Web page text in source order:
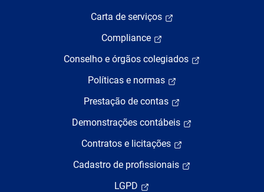
Carta de serviços
Compliance
Conselho e órgãos colegiados
Políticas e normas
Prestação de contas
Demonstrações contábeis
Contratos e licitações
Cadastro de profissionais
LGPD